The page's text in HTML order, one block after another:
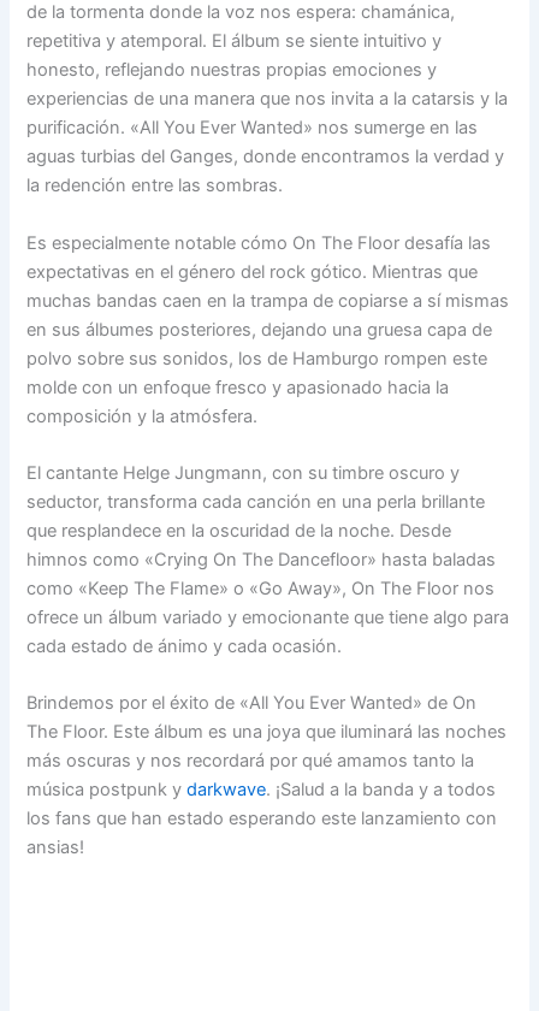
de la tormenta donde la voz nos espera: chamánica,
repetitiva y atemporal. El álbum se siente intuitivo y
honesto, reflejando nuestras propias emociones y
experiencias de una manera que nos invita a la catarsis y la
purificación. «All You Ever Wanted» nos sumerge en las
aguas turbias del Ganges, donde encontramos la verdad y
la redención entre las sombras.
Es especialmente notable cómo On The Floor desafía las
expectativas en el género del rock gótico. Mientras que
muchas bandas caen en la trampa de copiarse a sí mismas
en sus álbumes posteriores, dejando una gruesa capa de
polvo sobre sus sonidos, los de Hamburgo rompen este
molde con un enfoque fresco y apasionado hacia la
composición y la atmósfera.
El cantante Helge Jungmann, con su timbre oscuro y
seductor, transforma cada canción en una perla brillante
que resplandece en la oscuridad de la noche. Desde
himnos como «Crying On The Dancefloor» hasta baladas
como «Keep The Flame» o «Go Away», On The Floor nos
ofrece un álbum variado y emocionante que tiene algo para
cada estado de ánimo y cada ocasión.
Brindemos por el éxito de «All You Ever Wanted» de On
The Floor. Este álbum es una joya que iluminará las noches
más oscuras y nos recordará por qué amamos tanto la
música postpunk ydarkwave. ¡Salud a la banda y a todos
los fans que han estado esperando este lanzamiento con
ansias!